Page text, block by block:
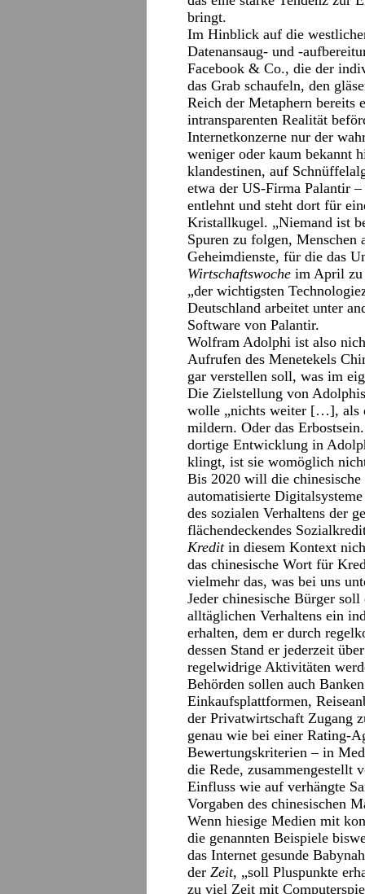
bringt.
Im Hinblick auf die
Datenansaug- und -
Facebook & Co., die der
das Grab schaufeln, den
Reich der Metaphern bereits
intransparenten Realität
Internetkonzerne nur der
weniger oder kaum bekannt
klandestinen, auf
etwa der US-Firma Palantir
entlehnt und steht dort für
Kristallkugel. „Niemand ist
Spuren zu folgen, Menschen
Geheimdienste, für die das
Wirtschaftswoche im April
„der wichtigsten
Deutschland arbeitet unter
Software von Palantir.
Wolfram Adolphi ist also
Aufrufen des Menetekels
gar verstellen soll, was im
Die Zielstellung von
wolle „nichts weiter […], als
mildern. Oder das
dortige Entwicklung in
klingt, ist sie womöglich
Bis 2020 will die chinesische
automatisierte
des sozialen Verhaltens der
flächendeckendes
Kreditin diesem Kontext
das chinesische Wort für
vielmehr das, was bei uns
Jeder chinesische Bürger
alltäglichen Verhaltens ein
erhalten, dem er durch
dessen Stand er jederzeit
regelwidrige Aktivitäten
Behörden sollen auch
Einkaufsplattformen,
der Privatwirtschaft Zugang
genau wie bei einer Rating-
Bewertungskriterien – in
die Rede, zusammengestellt
Einfluss wie auf verhängte
Vorgaben des chinesischen
Wenn hiesige Medien mit
die genannten Beispiele
das Internet gesunde
der Zeit, „soll Pluspunkte
zu viel Zeit mit